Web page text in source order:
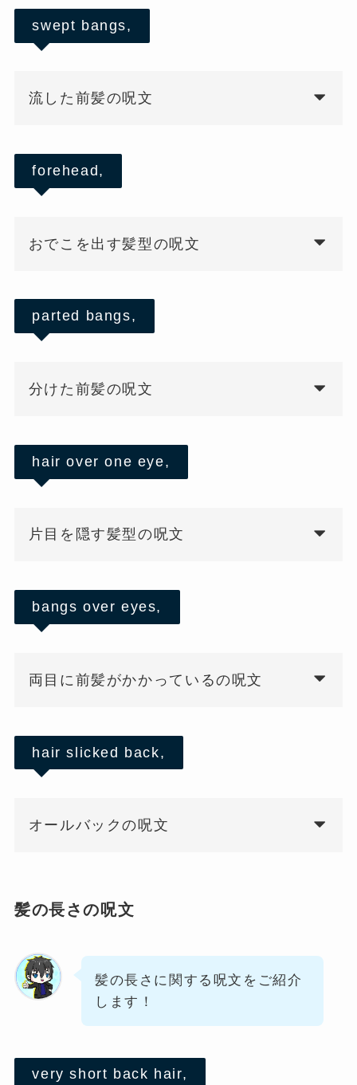
swept bangs,
流した前髪の呪文
forehead,
おでこを出す髪型の呪文
parted bangs,
分けた前髪の呪文
hair over one eye,
片目を隠す髪型の呪文
bangs over eyes,
両目に前髪がかかっているの呪文
hair slicked back,
オールバックの呪文
髪の長さの呪文
髪の長さに関する呪文をご紹介
します！
very short back hair,